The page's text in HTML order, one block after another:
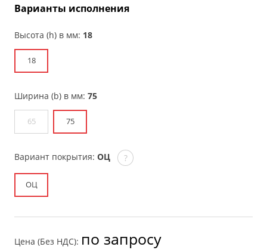
Варианты исполнения
Высота (h) в мм: 18
18
Ширина (b) в мм: 75
65 75
Вариант покрытия: ОЦ ?
ОЦ
Цена (Без НДС): по запросу